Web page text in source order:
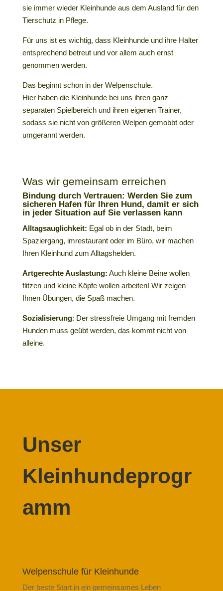
sie immer wieder Kleinhunde aus dem Ausland für den
Tierschutz in Pflege.
Für uns ist es wichtig, dass Kleinhunde und ihre Halter
entsprechend betreut und vor allem auch ernst
genommen werden.
Das beginnt schon in der Welpenschule.
Hier haben die Kleinhunde bei uns ihren ganz
separaten Spielbereich und ihren eigenen Trainer,
sodass sie nicht von größeren Welpen gemobbt oder
umgerannt werden.
Was wir gemeinsam erreichen
Bindung durch Vertrauen: Werden Sie zum
sicheren Hafen für Ihren Hund, damit er sich
in jeder Situation auf Sie verlassen kann
Alltagsauglichkeit: Egal ob in der Stadt, beim
Spaziergang, imrestaurant oder im Büro, wir machen
Ihren Kleinhund zum Alltagshelden.
Artgerechte Auslastung: Auch kleine Beine wollen
flitzen und kleine Köpfe wollen arbeiten! Wir zeigen
Ihnen Übungen, die Spaß machen.
Sozialisierung: Der stressfreie Umgang mit fremden
Hunden muss geübt werden, das kommt nicht von
alleine.
Unser
Kleinhundeprogr
amm
Welpenschule für Kleinhunde
Der beste Start in ein gemeinsames Leben